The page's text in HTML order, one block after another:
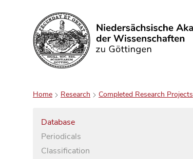
Search
Home Research Completed Research Projects
Database
Periodicals
Classification